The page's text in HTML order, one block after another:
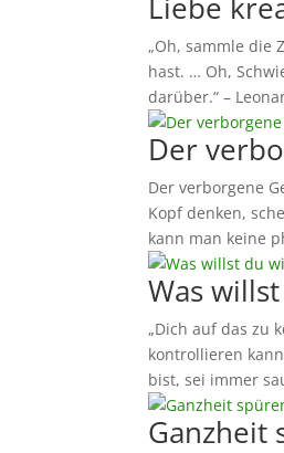
„Oh, sammle die
hast. … Oh,
darüber.“ –
Der
Der verborgene
Kopf denken,
kann man keine
Was
„Dich auf das zu
kontrollieren
bist, sei immer
Ganzheit